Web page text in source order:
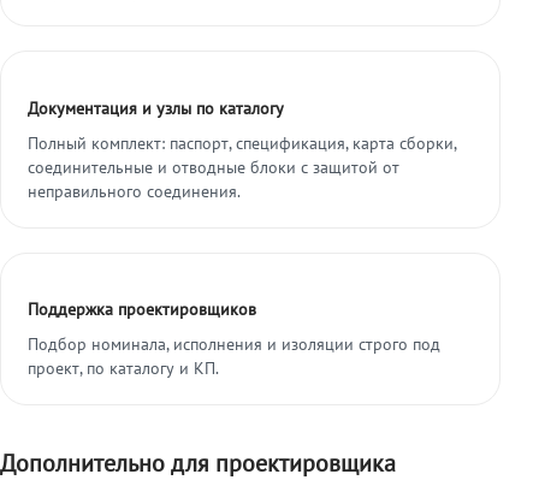
Документация и узлы по каталогу
Полный комплект: паспорт, спецификация, карта сборки,
соединительные и отводные блоки с защитой от
неправильного соединения.
Поддержка проектировщиков
Подбор номинала, исполнения и изоляции строго под
проект, по каталогу и КП.
Дополнительно для проектировщика